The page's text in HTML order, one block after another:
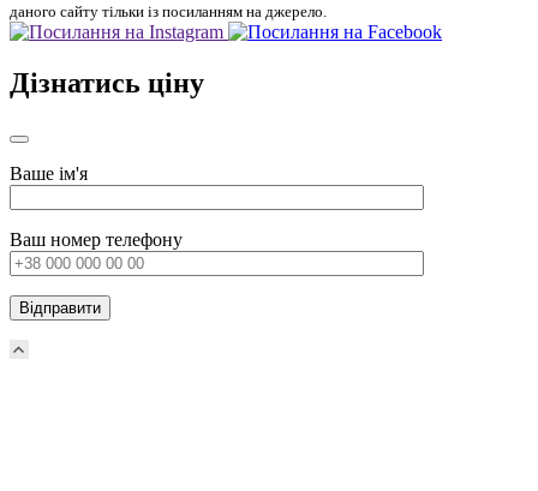
даного сайту тільки із посиланням на джерело.
Дізнатись ціну
Ваше ім'я
Ваш номер телефону